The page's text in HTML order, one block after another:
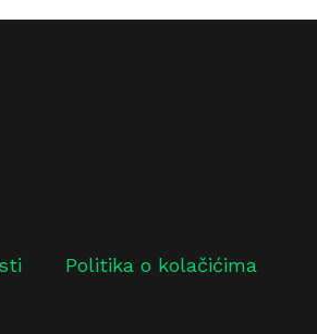
Politika o kolačićima